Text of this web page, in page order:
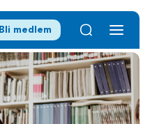
Bli medlem